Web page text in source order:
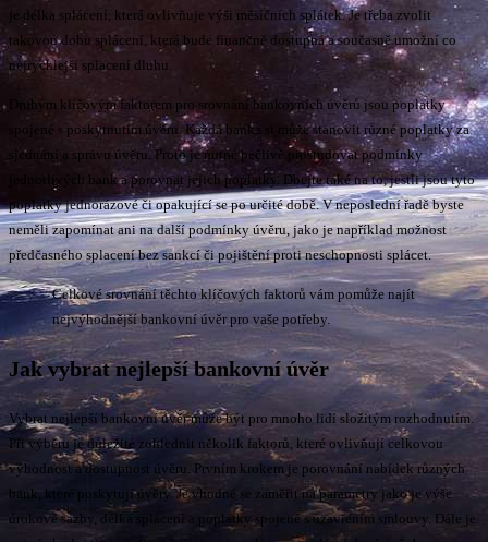
je délka splácení, která ovlivňuje výši měsíčních splátek. Je třeba zvolit
takovou dobu splácení, která bude finančně dostupná a současně umožní co
nejrychlejší splacení dluhu.
Druhým klíčovým faktorem pro srovnání bankovních úvěrů jsou poplatky
spojené s poskytnutím úvěru. Každá banka si může stanovit různé poplatky za
sjednání a správu úvěru. Proto je nutné pečlivě prostudovat podmínky
jednotlivých bank a porovnat jejich poplatky. Dbejte také na to, jestli jsou tyto
poplatky jednorázové či opakující se po určité době. V neposlední řadě byste
neměli zapomínat ani na další podmínky úvěru, jako je například možnost
předčasného splacení bez sankcí či pojištění proti neschopnosti splácet.
Celkové srovnání těchto klíčových faktorů vám pomůže najít
nejvýhodnější bankovní úvěr pro vaše potřeby.
Jak vybrat nejlepší bankovní úvěr
Vybrat nejlepší bankovní úvěr může být pro mnoho lidí složitým rozhodnutím.
Při výběru je důležité zohlednit několik faktorů, které ovlivňují celkovou
výhodnost a dostupnost úvěru. Prvním krokem je porovnání nabídek různých
bank, které poskytují úvěry. Je vhodné se zaměřit na parametry jako je výše
úrokové sazby, délka splácení a poplatky spojené s uzavřením smlouvy. Dále je